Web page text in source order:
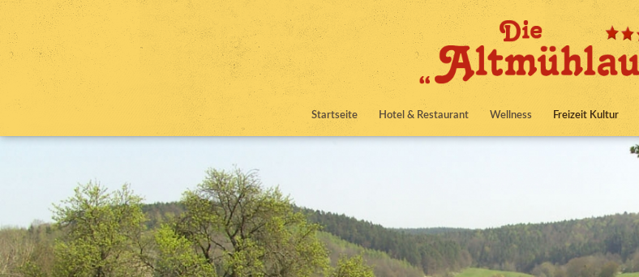
Startseite Hotel & Restaurant Wellness Freizeit Kultur